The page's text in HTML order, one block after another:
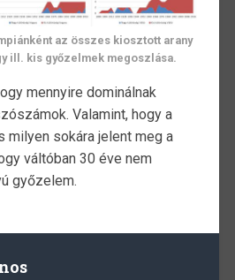
az összes kiosztott arany
ill. kis győzelmek megoszlása.
mennyire dominálnak
Valamint, hogy a
milyen sokára jelent meg a
váltóban 30 éve nem
győzelem.